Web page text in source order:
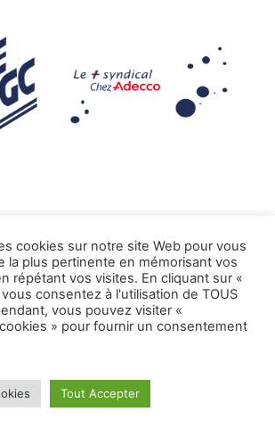
CFE-CGC ADECCO.
cookies sur notre site Web pour vous
la plus pertinente en mémorisant vos
répétant vos visites. En cliquant sur «
consentez à l'utilisation de TOUS
vous pouvez visiter «
» pour fournir un consentement
Tout Accepter